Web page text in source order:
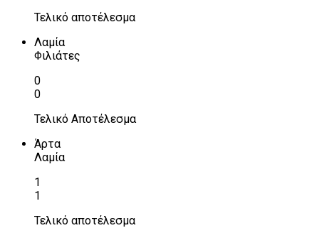
Τελικό αποτέλεσμα
Λαμία
Φιλιάτες
0
0
Τελικό Αποτέλεσμα
Άρτα
Λαμία
1
1
Τελικό αποτέλεσμα